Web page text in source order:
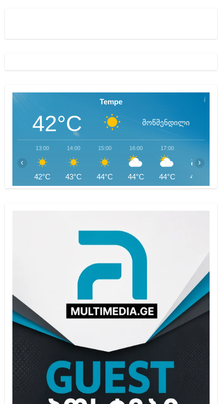
Tempe
42°C მოწმენდილი
13:00
42°C
14:00
43°C
15:00
44°C
16:00
44°C
17:00
44°C 43°C
‹ ›